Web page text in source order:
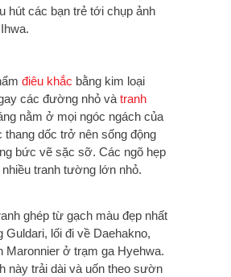
hút các bạn trẻ tới chụp ảnh
điêu khắc bằng kim loại
các đường nhỏ và tranh
nằm ở mọi ngóc ngách của
thang dốc trở nên sống động
bức vẽ sặc sỡ. Các ngõ hẹp
tranh tường lớn nhỏ.
ghép từ gạch màu đẹp nhất
lối đi về Daehakno,
Maronnier ở trạm ga Hyehwa.
này trải dài và uốn theo sườn